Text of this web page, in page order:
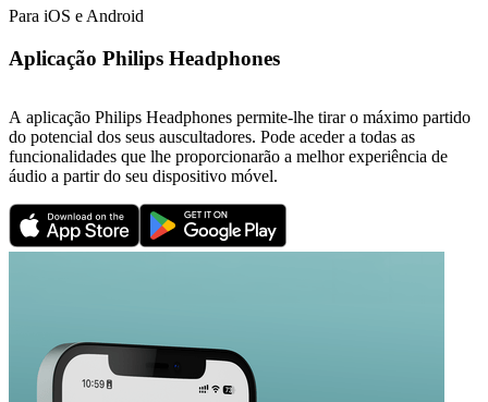
Para iOS e Android
Aplicação Philips Headphones
A aplicação Philips Headphones permite-lhe tirar o máximo partido
do potencial dos seus auscultadores. Pode aceder a todas as
funcionalidades que lhe proporcionarão a melhor experiência de
áudio a partir do seu dispositivo móvel.